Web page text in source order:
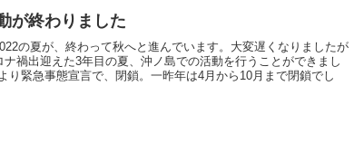
が終わりました
の夏が、終わって秋へと進んでいます。大変遅くなりましたが
ナ禍出迎えた3年目の夏、沖ノ島での活動を行うことができまし
り緊急事態宣言で、閉鎖。一昨年は4月から10月まで閉鎖でし